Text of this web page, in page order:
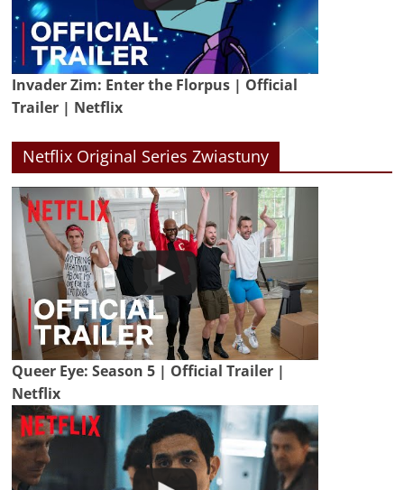
Invader Zim: Enter the Florpus | Official
Trailer | Netflix
Netflix Original Series Zwiastuny
Queer Eye: Season 5 | Official Trailer |
Netflix